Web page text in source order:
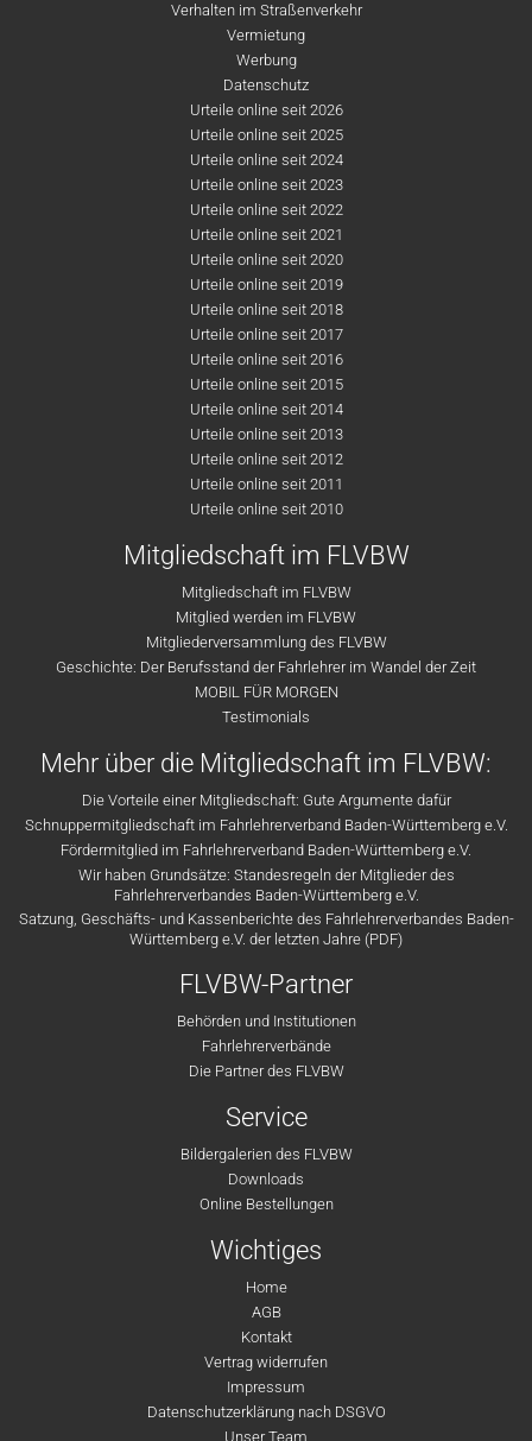
Verhalten im Straßenverkehr
Vermietung
Werbung
Datenschutz
Urteile online seit 2026
Urteile online seit 2025
Urteile online seit 2024
Urteile online seit 2023
Urteile online seit 2022
Urteile online seit 2021
Urteile online seit 2020
Urteile online seit 2019
Urteile online seit 2018
Urteile online seit 2017
Urteile online seit 2016
Urteile online seit 2015
Urteile online seit 2014
Urteile online seit 2013
Urteile online seit 2012
Urteile online seit 2011
Urteile online seit 2010
Mitgliedschaft im FLVBW
Mitgliedschaft im FLVBW
Mitglied werden im FLVBW
Mitgliederversammlung des FLVBW
Geschichte: Der Berufsstand der Fahrlehrer im Wandel der Zeit
MOBIL FÜR MORGEN
Testimonials
Mehr über die Mitgliedschaft im FLVBW:
Die Vorteile einer Mitgliedschaft: Gute Argumente dafür
Schnuppermitgliedschaft im Fahrlehrerverband Baden-Württemberg e.V.
Fördermitglied im Fahrlehrerverband Baden-Württemberg e.V.
Wir haben Grundsätze: Standesregeln der Mitglieder des
Fahrlehrerverbandes Baden-Württemberg e.V.
Satzung, Geschäfts- und Kassenberichte des Fahrlehrerverbandes Baden-
Württemberg e.V. der letzten Jahre (PDF)
FLVBW-Partner
Behörden und Institutionen
Fahrlehrerverbände
Die Partner des FLVBW
Service
Bildergalerien des FLVBW
Downloads
Online Bestellungen
Wichtiges
Home
AGB
Kontakt
Vertrag widerrufen
Impressum
Datenschutzerklärung nach DSGVO
Unser Team